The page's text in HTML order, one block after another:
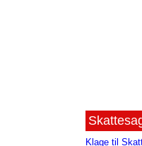
Klage til